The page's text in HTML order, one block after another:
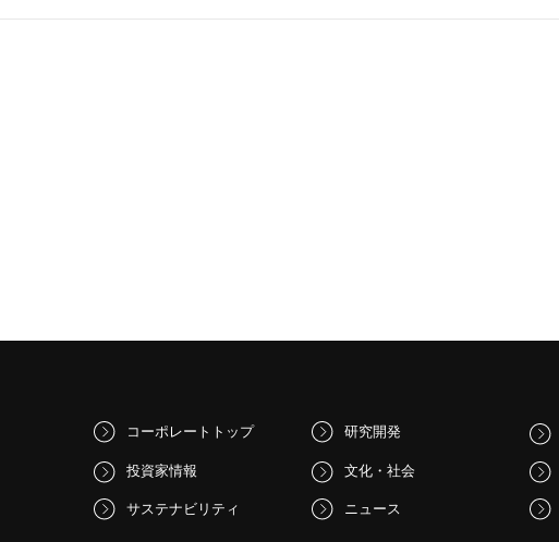
コーポレートトップ
投資家情報
サステナビリティ
研究開発
文化・社会
ニュース